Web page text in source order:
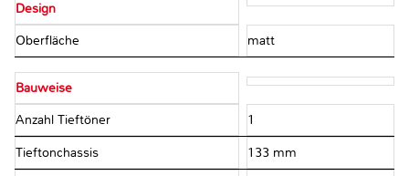
Design
Oberfläche matt
Bauweise
Anzahl Tieftöner 1
Tieftonchassis 133 mm